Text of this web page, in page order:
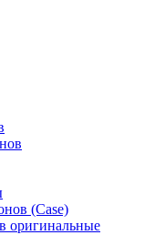
(Case)
оригинальные